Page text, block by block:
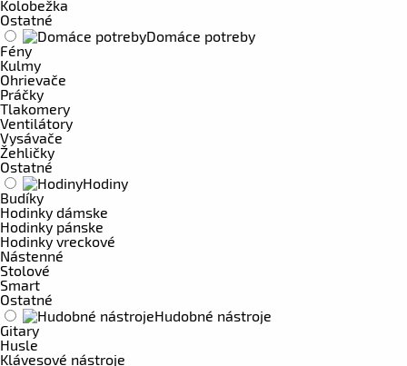
Kolobežka
Ostatné
Domáce potreby
Fény
Kulmy
Ohrievače
Práčky
Tlakomery
Ventilátory
Vysávače
Žehličky
Ostatné
Hodiny
Budíky
Hodinky dámske
Hodinky pánske
Hodinky vreckové
Nástenné
Stolové
Smart
Ostatné
Hudobné nástroje
Gitary
Husle
Klávesové nástroje